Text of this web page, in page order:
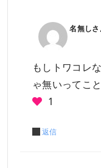
名無し
もしトワコレ
ゃ無いってこ
1
返信